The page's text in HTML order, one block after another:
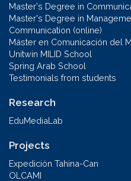
Master's Degree in
Master's Degree in
Communication (online)
Máster en Comunicación del
Unitwin MILID School
Spring Arab School
Testimonials from students
Research
EduMediaLab
Projects
Expedición Tahina-Can
OLCAMI